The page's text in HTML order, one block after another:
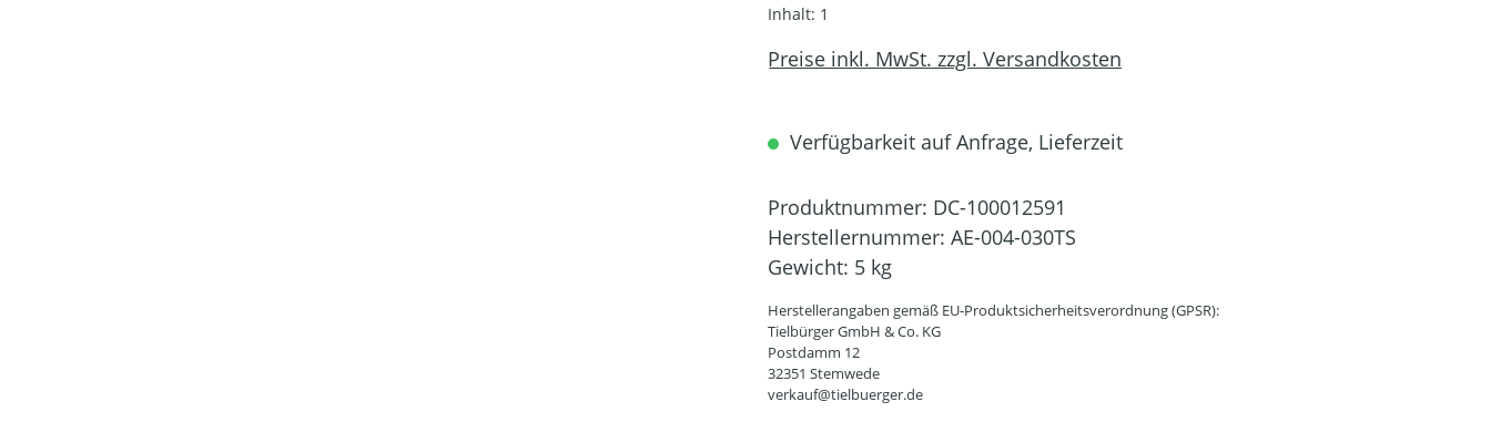
Inhalt: 1
Preise inkl. MwSt. zzgl. Versandkosten
Verfügbarkeit auf Anfrage, Lieferzeit
Produktnummer: DC-100012591
Herstellernummer: AE-004-030TS
Gewicht: 5 kg
Herstellerangaben gemäß EU-Produktsicherheitsverordnung (GPSR):
Tielbürger GmbH & Co. KG
Postdamm 12
32351 Stemwede
verkauf@tielbuerger.de